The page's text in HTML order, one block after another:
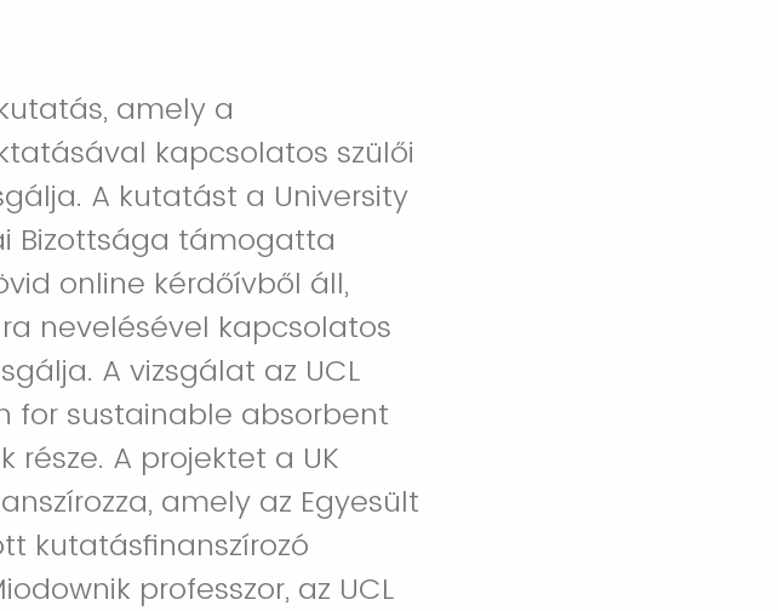
amely a
kapcsolatos szülői
A kutatást a University
Bizottsága támogatta
online kérdőívből áll,
nevelésével kapcsolatos
A vizsgálat az UCL
for sustainable absorbent
része. A projektet a UK
amely az Egyesült
kutatásfinanszírozó
professzor, az UCL